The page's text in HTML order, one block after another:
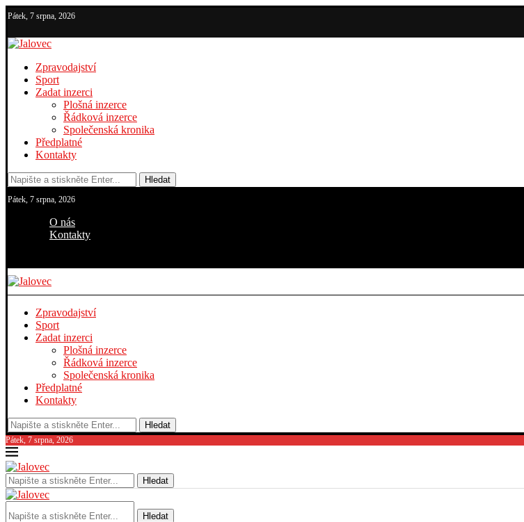
Pátek, 7 srpna, 2026
Zpravodajství
Sport
Zadat inzerci
Plošná inzerce
Řádková inzerce
Společenská kronika
Předplatné
Kontakty
Hledat
Pátek, 7 srpna, 2026
O nás
Kontakty
Zpravodajství
Sport
Zadat inzerci
Plošná inzerce
Řádková inzerce
Společenská kronika
Předplatné
Kontakty
Hledat
Pátek, 7 srpna, 2026
Hledat
Hledat